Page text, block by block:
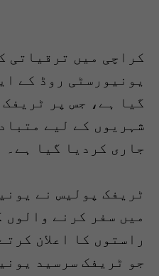
کراچی میں ترقیاتی
یونیورسٹی روڈ کے
گیا ہے، جس پر
شہریوں کے لیے
جاری کردیا گیا ہے۔
ٹریفک پولیس نے
میں سفر کرنے والوں
راستوں کا اعلان
جو ٹریفک سرسید